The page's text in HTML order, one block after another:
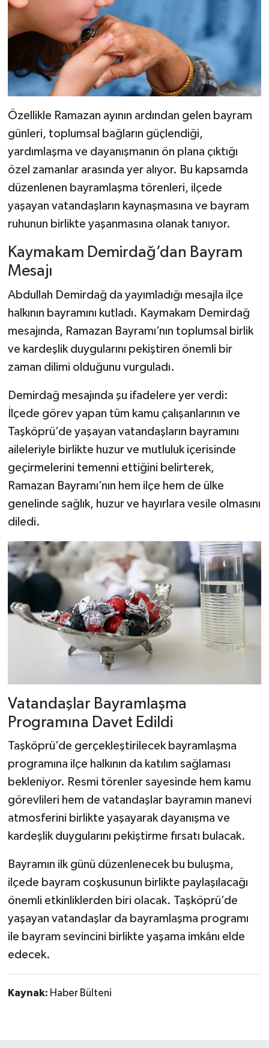
Özellikle Ramazan ayının ardından gelen bayram
günleri, toplumsal bağların güçlendiği,
yardımlaşma ve dayanışmanın ön plana çıktığı
özel zamanlar arasında yer alıyor. Bu kapsamda
düzenlenen bayramlaşma törenleri, ilçede
yaşayan vatandaşların kaynaşmasına ve bayram
ruhunun birlikte yaşanmasına olanak tanıyor.
Kaymakam Demirdağ’dan Bayram
Mesajı
Abdullah Demirdağ da yayımladığı mesajla ilçe
halkının bayramını kutladı. Kaymakam Demirdağ
mesajında, Ramazan Bayramı’nın toplumsal birlik
ve kardeşlik duygularını pekiştiren önemli bir
zaman dilimi olduğunu vurguladı.
Demirdağ mesajında şu ifadelere yer verdi:
İlçede görev yapan tüm kamu çalışanlarının ve
Taşköprü’de yaşayan vatandaşların bayramını
aileleriyle birlikte huzur ve mutluluk içerisinde
geçirmelerini temenni ettiğini belirterek,
Ramazan Bayramı’nın hem ilçe hem de ülke
genelinde sağlık, huzur ve hayırlara vesile olmasını
diledi.
Vatandaşlar Bayramlaşma
Programına Davet Edildi
Taşköprü’de gerçekleştirilecek bayramlaşma
programına ilçe halkının da katılım sağlaması
bekleniyor. Resmi törenler sayesinde hem kamu
görevlileri hem de vatandaşlar bayramın manevi
atmosferini birlikte yaşayarak dayanışma ve
kardeşlik duygularını pekiştirme fırsatı bulacak.
Bayramın ilk günü düzenlenecek bu buluşma,
ilçede bayram coşkusunun birlikte paylaşılacağı
önemli etkinliklerden biri olacak. Taşköprü’de
yaşayan vatandaşlar da bayramlaşma programı
ile bayram sevincini birlikte yaşama imkânı elde
edecek.
Kaynak: Haber Bülteni